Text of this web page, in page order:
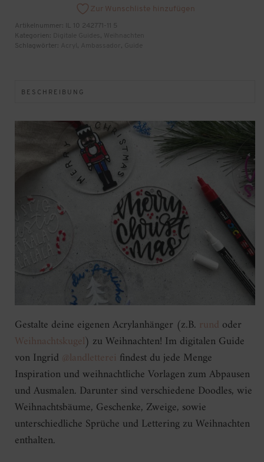
Zur Wunschliste hinzufügen
Artikelnummer:
IL 10 242771-11 5
Kategorien:
,
Schlagwörter:
, ,
BESCHREIBUNG
Gestalte deine eigenen Acrylanhänger (z.B. rund oder
Weihnachtskugel) zu Weihnachten! Im digitalen Guide
von Ingrid @landletterei findest du jede Menge
Inspiration und weihnachtliche Vorlagen zum Abpausen
und Ausmalen. Darunter sind verschiedene Doodles, wie
Weihnachtsbäume, Geschenke, Zweige, sowie
unterschiedliche Sprüche und Lettering zu Weihnachten
enthalten.